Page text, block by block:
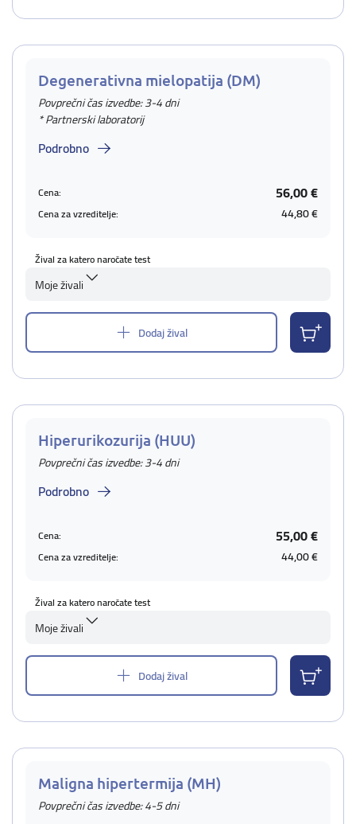
Degenerativna mielopatija (DM)
Povprečni čas izvedbe: 3-4 dni
* Partnerski laboratorij
Podrobno
Cena: 56,00 €
Cena za vzreditelje: 44,80 €
Žival za katero naročate test
Moje živali
Dodaj žival
Hiperurikozurija (HUU)
Povprečni čas izvedbe: 3-4 dni
Podrobno
Cena: 55,00 €
Cena za vzreditelje: 44,00 €
Žival za katero naročate test
Moje živali
Dodaj žival
Maligna hipertermija (MH)
Povprečni čas izvedbe: 4-5 dni